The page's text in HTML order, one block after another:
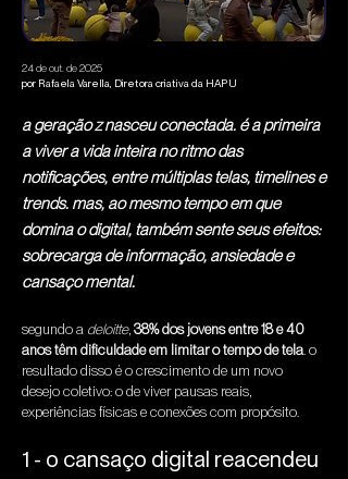
24 de out. de 2025
por Rafaela Varella, Diretora criativa da HAPU
a geração z nasceu conectada. é a primeira
a viver a vida inteira no ritmo das
notificações, entre múltiplas telas, timelines e
trends. mas, ao mesmo tempo em que
domina o digital, também sente seus efeitos:
sobrecarga de informação, ansiedade e
cansaço mental.
segundo a deloitte, 38% dos jovens entre 18 e 40
anos têm dificuldade em limitar o tempo de tela. o
resultado disso é o crescimento de um novo
desejo coletivo: o de viver pausas reais,
experiências físicas e conexões com propósito.
1 - o cansaço digital reacendeu